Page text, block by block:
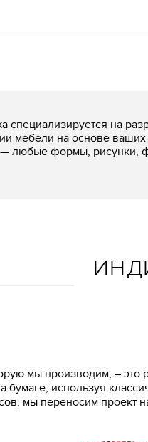
специализируется на
мебели на основе
любые формы, рисунки,
мы производим, – это
бумаге, используя
мы переносим проект